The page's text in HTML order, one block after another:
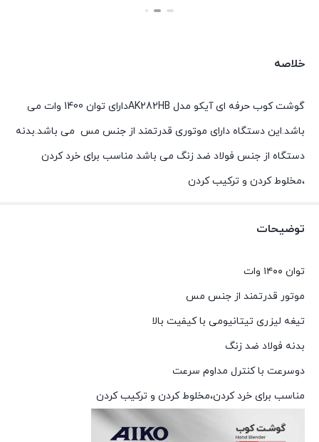
خلاصه
گوشت کوب حرفه ای آیکو مدل AK282HBدارای توان 1400 وات می
باشد.این دستگاه دارای موتوری قدرتمند از جنس مس می باشد.بدنه
دستگاه از جنس فولاد ضد زنگ می باشد مناسب برای خرد کردن
،مخلوط کردن و ترکیب کردن
توضیحات
توان ۱۴۰۰ وات
موتور قدرتمند از جنس مس
تیغه لیزری تیتانیومی با کیفیت بالا
بدنه فولاد ضد زنگ
دوسرعت با کنترل مداوم سرعت
مناسب برای خرد کردن،مخلوط کردن و ترکیب کردن